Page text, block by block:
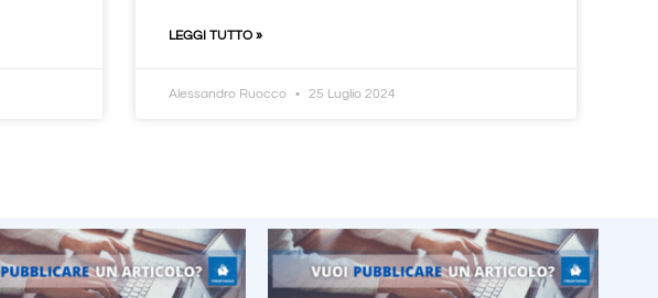
LEGGI TUTTO »
Alessandro Ruocco 25 Luglio 2024